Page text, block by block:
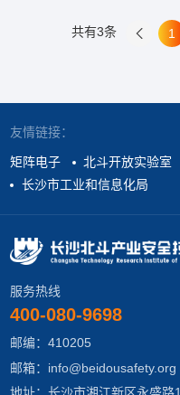
共有3条 1
友情链接：
矩阵电子 北斗开放实验室
长沙市工业和信息化局
服务热线
400-080-9698
邮编：410205
邮箱：info@beidousafety.org